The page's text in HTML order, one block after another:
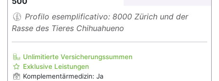
Profilo esemplificativo: 8000 Zürich und der
Rasse des Tieres Chihuahueno
Unlimitierte Versicherungssummen
Exklusive Leistungen
Komplementärmedizin: Ja